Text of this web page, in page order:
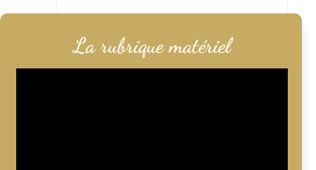
connaissances à travers mon clavier d’ordinateur !
La rubrique matériel